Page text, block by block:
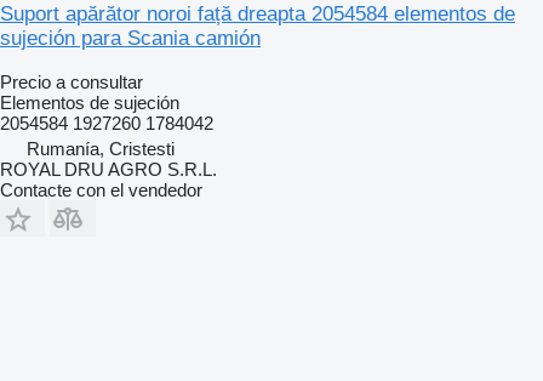
Suport apărător noroi față dreapta 2054584 elementos de
sujeción para Scania camión
Precio a consultar
Elementos de sujeción
2054584 1927260 1784042
Rumanía, Cristesti
ROYAL DRU AGRO S.R.L.
Contacte con el vendedor